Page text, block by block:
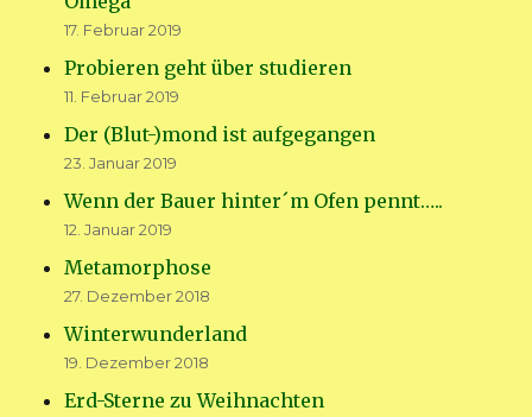
17. Februar 2019
Probieren geht über studieren
11. Februar 2019
Der (Blut-)mond ist aufgegangen
23. Januar 2019
Wenn der Bauer hinter´m Ofen pennt…..
12. Januar 2019
Metamorphose
27. Dezember 2018
Winterwunderland
19. Dezember 2018
Erd-Sterne zu Weihnachten